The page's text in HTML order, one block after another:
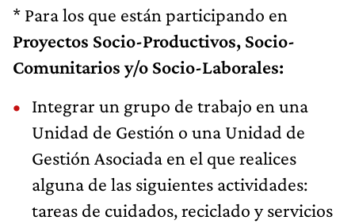
* Para los que están participando en
Proyectos Socio-Productivos, Socio-
Comunitarios y/o Socio-Laborales:
Integrar un grupo de trabajo en una
Unidad de Gestión o una Unidad de
Gestión Asociada en el que realices
alguna de las siguientes actividades:
tareas de cuidados, reciclado y servicios